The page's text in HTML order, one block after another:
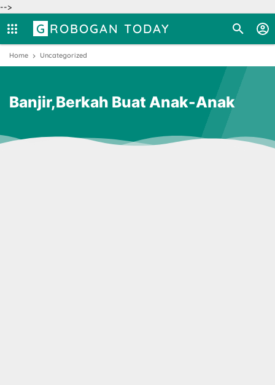
-->
GROBOGAN TODAY
Home Uncategorized
Banjir,Berkah Buat Anak-Anak